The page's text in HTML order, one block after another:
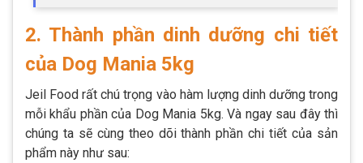
2. Thành phần dinh dưỡng chi tiết
của Dog Mania 5kg
Jeil Food rất chú trọng vào hàm lượng dinh dưỡng trong
mỗi khẩu phần của Dog Mania 5kg. Và ngay sau đây thì
chúng ta sẽ cùng theo dõi thành phần chi tiết của sản
phẩm này như sau: